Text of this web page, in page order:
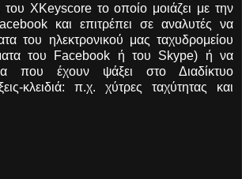
XKeyscore το οποίο μοιάζει με την
και επιτρέπει σε αναλυτές να
του ηλεκτρονικού μας ταχυδρομείου
του Facebook ή του Skype) ή να
που έχουν ψάξει στο Διαδίκτυο
κλειδιά: π.χ. χύτρες ταχύτητας και